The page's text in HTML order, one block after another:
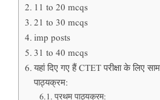
11 to 20 mcqs
21 to 30 mcqs
imp posts
31 to 40 mcqs
यहां दिए गए हैं CTET परीक्षा के लिए
पाठ्यक्रम:
प्रथम पाठ्यक्रम: